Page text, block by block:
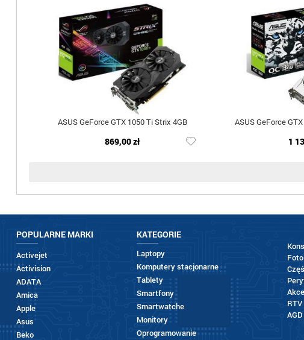
ASUS GeForce GTX 1050 Ti Strix 4GB
869,00 zł
ASUS GeForce
1
POPULARNE MARKI
Activejet
Activision
ADATA
Amica
Apple
Asus
Beko
KATEGORIE
Laptopy
Komputery stacjonarne
Tablety
Smartfony
Smartwatche
Monitory
Oprogramowanie
RTV
AGD